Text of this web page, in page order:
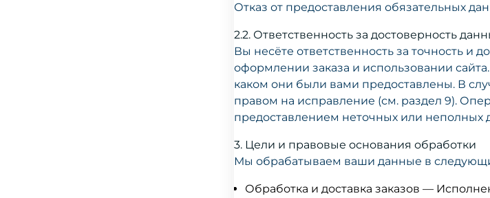
Отказ от предоставления обязательных
2.2. Ответственность за достоверность
Вы несёте ответственность за точность и
оформлении заказа и использовании
каком они были вами предоставлены. В
правом на исправление (см. раздел 9).
предоставлением неточных или неполных
3. Цели и правовые основания обработки
Мы обрабатываем ваши данные в
Обработка и доставка заказов —